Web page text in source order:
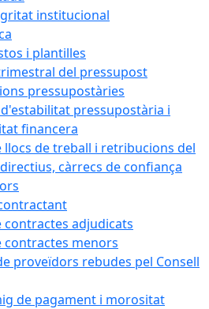
institucional
i plantilles
del pressupost
pressupostàries
pressupostària i
financera
llocs de treball i retribucions del
càrrecs de confiança
contractes adjudicats
contractes menors
proveïdors rebudes pel Consell
de pagament i morositat